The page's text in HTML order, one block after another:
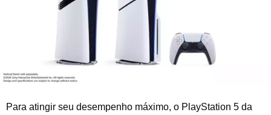
Para atingir seu desempenho máximo, o PlayStation 5 da